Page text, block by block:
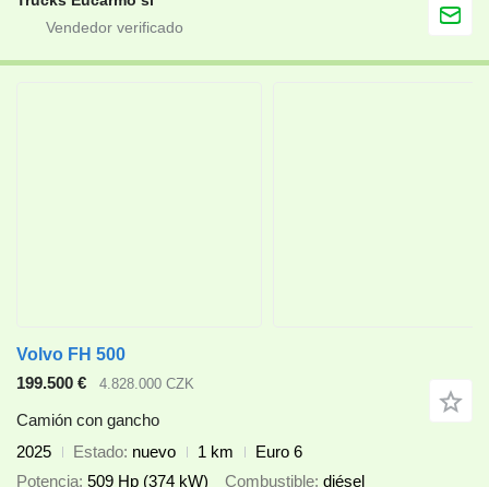
Volvo FH 500
199.500 €
4.828.000 CZK
Camión con gancho
2025
Estado nuevo 1 km
Euro 6
Potencia 509 Hp (374 kW) Combustible diésel